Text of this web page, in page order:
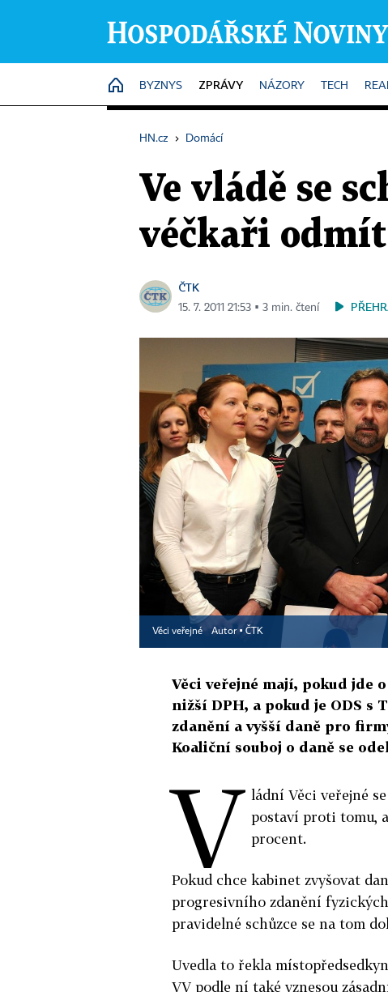
HOME
BYZNYS ZPRÁVY NÁZORY TECH
HN.cz › Domácí
Ve vládě se
véčkaři
ČTK
15. 7. 2011 21:53 ▪ 3 min. čtení
Věci veřejné Autor ▪ ČTK
Věci veřejné mají, pokud jde
nižší DPH, a pokud je ODS s
zdanění a vyšší daně pro
Koaliční souboj o daně se
V ládní Věci veřejné
postaví proti tomu,
procent.
Pokud chce kabinet zvyšovat
progresivního zdanění
pravidelné schůzce se na tom
Uvedla to řekla
VV podle ní také vznesou